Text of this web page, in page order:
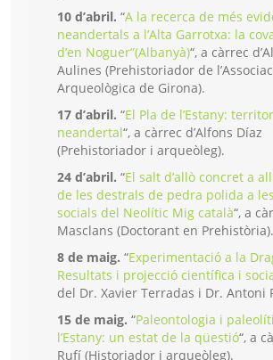
10 d’abril. “A la recerca de més
neandertals a l’Alta Garrotxa: la
d’en Noguer”(Albanyà)“, a càrrec
Aulines (Prehistoriador de
Arqueològica de Girona).
17 d’abril. “El Pla de l’Estany:
neandertal“, a càrrec d’Alfons Díaz
(Prehistoriador i arqueòleg).
24 d’abril. “El salt d’allò concret a
de les destrals de pedra polida a
socials del Neolític Mig català“, a
Masclans (Doctorant en Prehistòria).
8 de maig. “Experimentació a la
Resultats i projecció científica i
del Dr. Xavier Terradas i Dr. Antoni
15 de maig. “Paleontologia i
l’Estany: un estat de la qüestió“, a
Rufí (Historiador i arqueòleg).